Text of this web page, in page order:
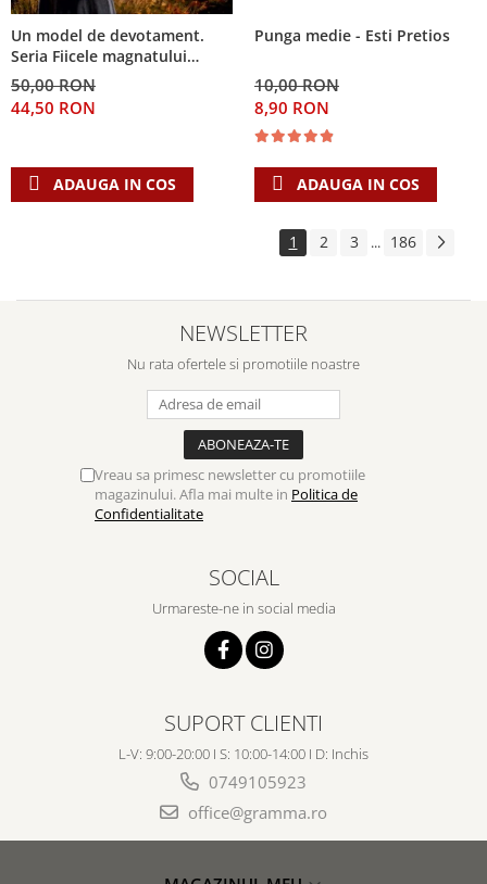
Un model de devotament.
Seria Fiicele magnatului
forestier 3
50,00 RON
44,50 RON
ADAUGA IN COS
Punga medie - Esti Pretios
10,00 RON
8,90 RON
ADAUGA IN COS
1 2 3 ... 186
NEWSLETTER
Nu rata ofertele si promotiile noastre
Vreau sa primesc newsletter cu promotiile
magazinului. Afla mai multe in Politica de
Confidentialitate
SOCIAL
Urmareste-ne in social media
SUPORT CLIENTI
L-V: 9:00-20:00 I S: 10:00-14:00 I D: Inchis
0749105923
office@gramma.ro